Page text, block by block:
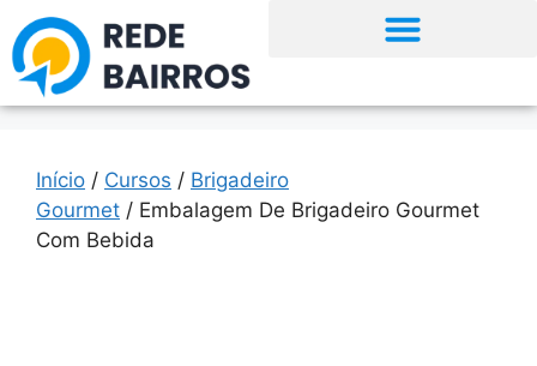
Início / Cursos / Brigadeiro
Gourmet / Embalagem De Brigadeiro Gourmet
Com Bebida